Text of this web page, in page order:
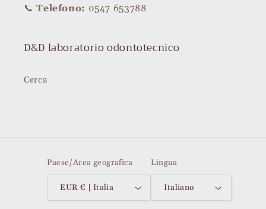
📞Telefono: 0547 653788
D&D laboratorio odontotecnico
Cerca
Paese/Area geografica
EUR € | Italia
Lingua
Italiano